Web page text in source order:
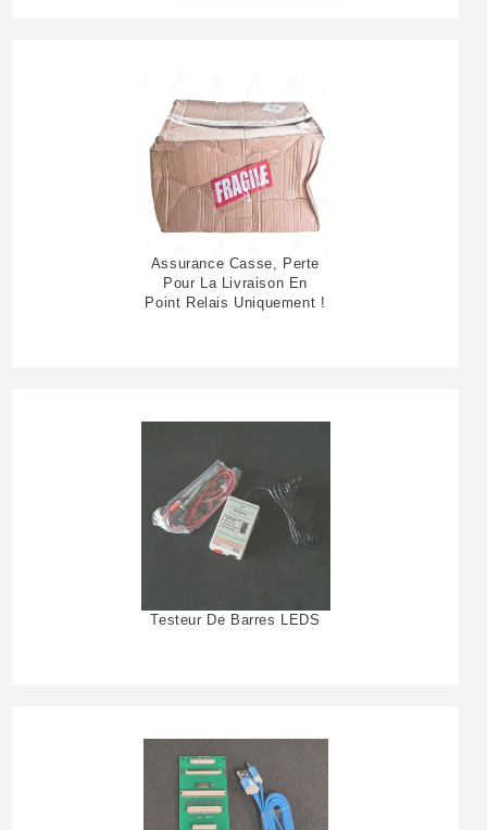
Assurance Casse, Perte
Pour La Livraison En
Point Relais Uniquement !
Testeur De Barres LEDS